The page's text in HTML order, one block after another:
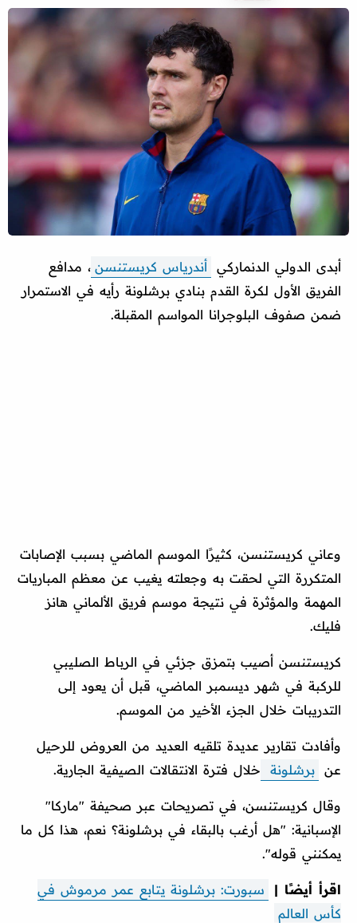
أبدى الدولي الدنماركي أندرياس كريستنسن ، مدافع
الفريق الأول لكرة القدم بنادي برشلونة رأيه في الاستمرار
ضمن صفوف البلوجرانا المواسم المقبلة.
وعاني كريستنسن، كثيرًا الموسم الماضي بسبب الإصابات
المتكررة التي لحقت به وجعلته يغيب عن معظم المباريات
المهمة والمؤثرة في نتيجة موسم فريق الألماني هانز
فليك.
كريستنسن أصيب بتمزق جزئي في الرباط الصليبي
للركبة في شهر ديسمبر الماضي، قبل أن يعود إلى
التدريبات خلال الجزء الأخير من الموسم.
وأفادت تقارير عديدة تلقيه العديد من العروض للرحيل
عن برشلونة خلال فترة الانتقالات الصيفية الجارية.
وقال كريستنسن، في تصريحات عبر صحيفة "ماركا"
الإسبانية: "هل أرغب بالبقاء في برشلونة؟ نعم، هذا كل ما
يمكنني قوله".
اقرأ أيضًا |
سبورت: برشلونة يتابع عمر مرموش في
كأس العالم